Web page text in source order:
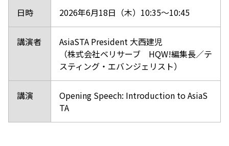
日時 2026年6月18日（木）10:35～10:45
講演者
AsiaSTA President 大西建児
（株式会社ベリサーブ HQW!編集長／テ
スティング・エバンジェリスト）
講演
Opening Speech: Introduction to AsiaS
TA